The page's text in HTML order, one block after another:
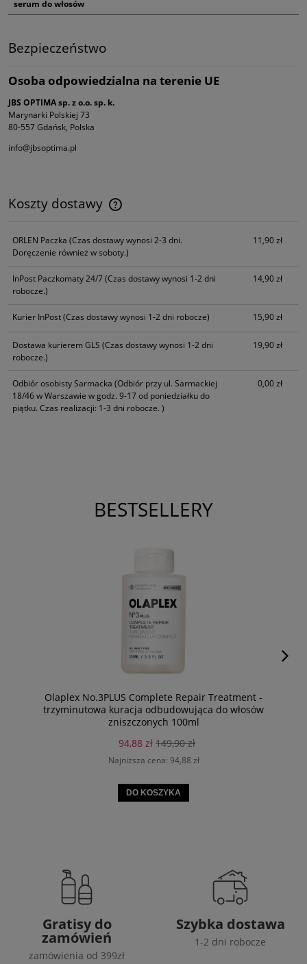
serum do włosów
Bezpieczeństwo
Osoba odpowiedzialna na terenie UE
JBS OPTIMA sp. z o.o. sp. k.
Marynarki Polskiej 73
80-557 Gdańsk, Polska
info@jbsoptima.pl
Koszty dostawy
Cena nie zawiera ewentualnych kosztów płatności
ORLEN Paczka (Czas dostawy wynosi 2-3 dni.
Doręczenie również w soboty.)
11,90 zł
InPost Paczkomaty 24/7(Czas dostawy wynosi 1-2 dni
robocze.)
14,90 zł
Kurier InPost(Czas dostawy wynosi 1-2 dni robocze) 15,90 zł
Dostawa kurierem GLS (Czas dostawy wynosi 1-2 dni
robocze.)
19,90 zł
Odbiór osobisty Sarmacka (Odbiór przy ul. Sarmackiej
18/46 w Warszawie w godz. 9-17 od poniedziałku do
piątku. Czas realizacji: 1-3 dni robocze. )
0,00 zł
BESTSELLERY
Olaplex No.3PLUS Complete Repair Treatment -
trzyminutowa kuracja odbudowująca do włosów
zniszczonych 100ml
94,88 zł 149,90 zł
Najniższa cena: 94,88 zł
DO KOSZYKA
Gratisy do
zamówień
zamówienia od 399zł
Szybka dostawa
1-2 dni robocze